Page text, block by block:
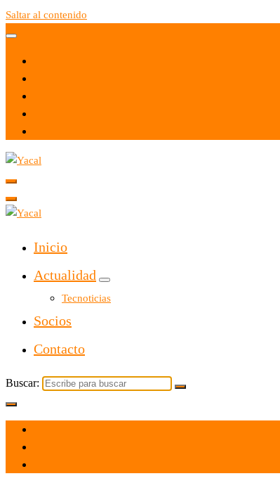
Saltar al contenido
Yacal micro hosting
Inicio
Actualidad
Tecnoticias
Socios
Contacto
Buscar: